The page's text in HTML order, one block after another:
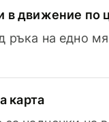
в движение по
ръка на едно
карта